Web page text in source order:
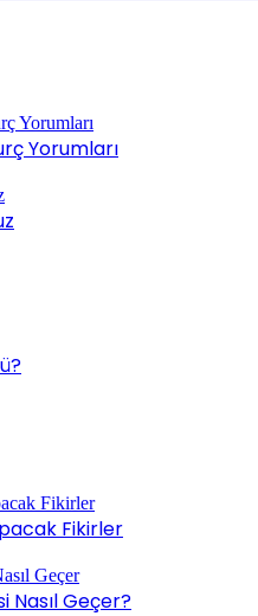
Yorumları
Fikirler
Nasıl Geçer?